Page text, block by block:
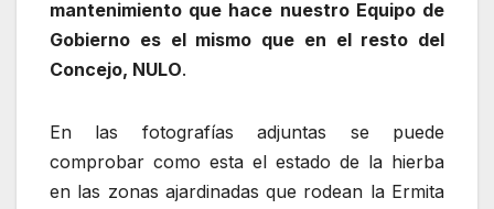
mantenimiento que hace nuestro Equipo de
Gobierno es el mismo que en el resto del
Concejo, NULO.
En las fotografías adjuntas se puede
comprobar como esta el estado de la hierba
en las zonas ajardinadas que rodean la Ermita